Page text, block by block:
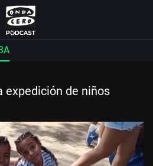
expedición de niños